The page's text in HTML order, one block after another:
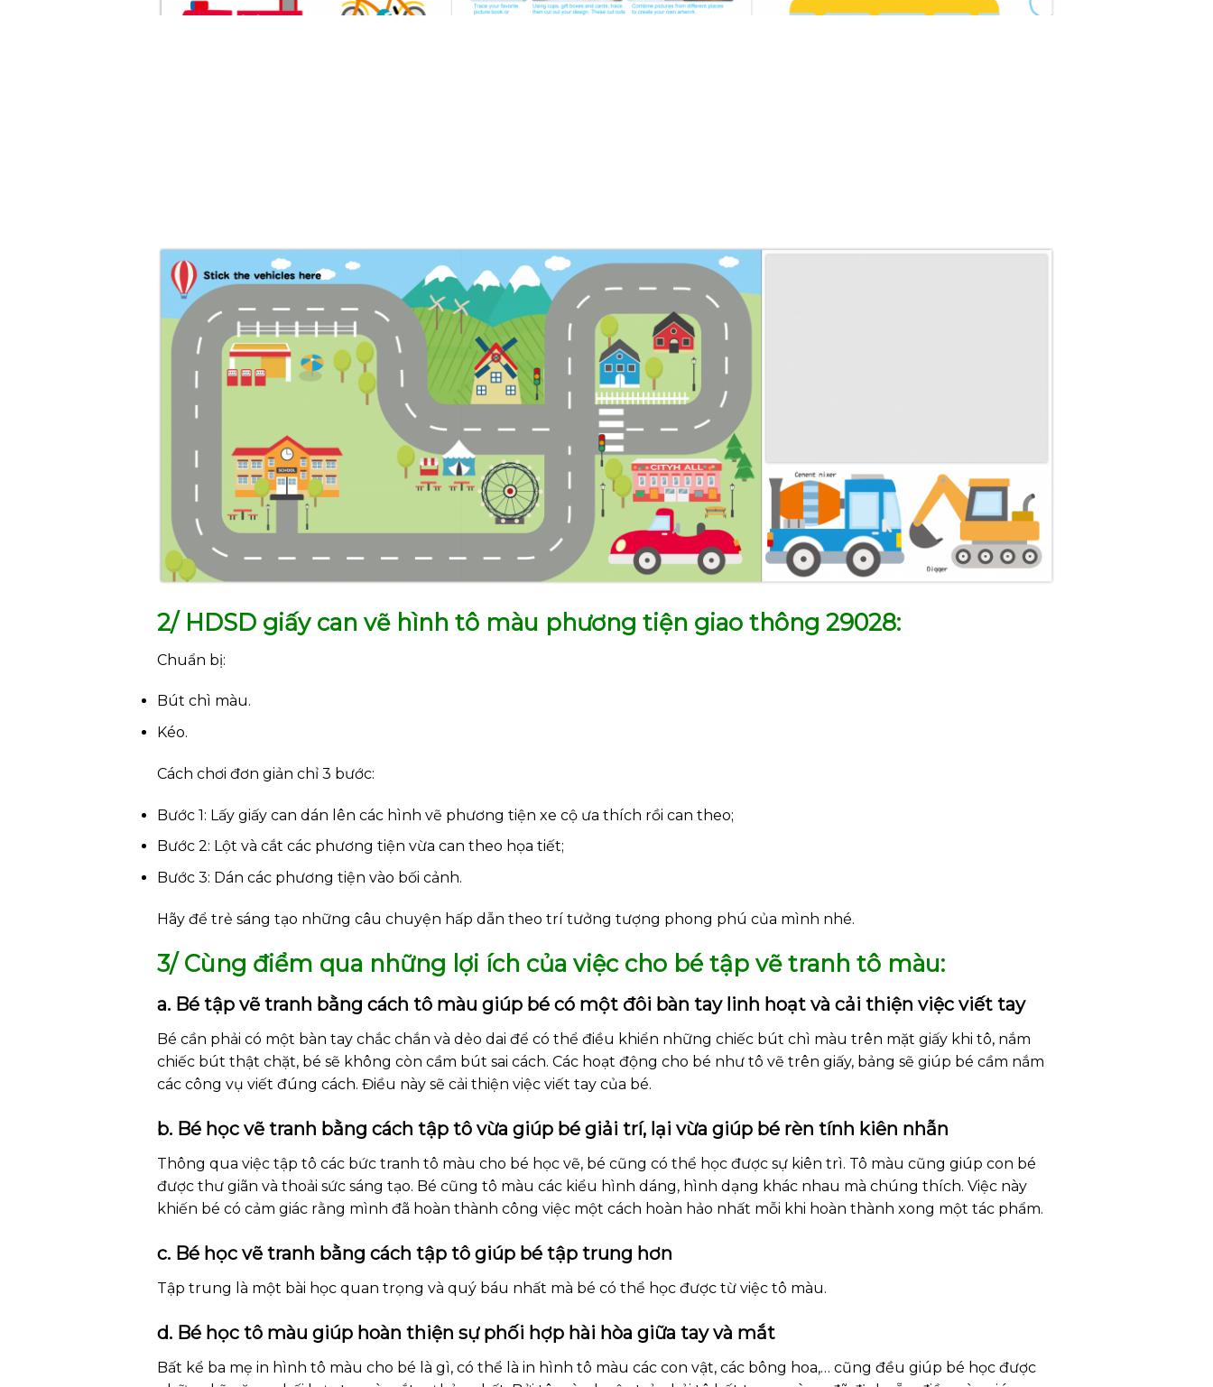
2/ HDSD giấy can vẽ hình tô màu phương tiện giao thông 29028:
Chuẩn bị:
Bút chì màu.
Kéo.
Cách chơi đơn giản chỉ 3 bước:
Bước 1: Lấy giấy can dán lên các hình vẽ phương tiện xe cộ ưa thích rồi can theo;
Bước 2: Lột và cắt các phương tiện vừa can theo họa tiết;
Bước 3: Dán các phương tiện vào bối cảnh.
Hãy để trẻ sáng tạo những câu chuyện hấp dẫn theo trí tưởng tượng phong phú của mình nhé.
3/ Cùng điểm qua những lợi ích của việc cho bé tập vẽ tranh tô màu:
a. Bé tập vẽ tranh bằng cách tô màu giúp bé có một đôi bàn tay linh hoạt và cải thiện việc viết tay
Bé cần phải có một bàn tay chắc chắn và dẻo dai để có thể điều khiển những chiếc bút chì màu trên mặt giấy khi tô, nắm
chiếc bút thật chặt, bé sẽ không còn cầm bút sai cách. Các hoạt động cho bé như tô vẽ trên giấy, bảng sẽ giúp bé cầm nắm
các công vụ viết đúng cách. Điều này sẽ cải thiện việc viết tay của bé.
b. Bé học vẽ tranh bằng cách tập tô vừa giúp bé giải trí, lại vừa giúp bé rèn tính kiên nhẫn
Thông qua việc tập tô các bức tranh tô màu cho bé học vẽ, bé cũng có thể học được sự kiên trì. Tô màu cũng giúp con bé
được thư giãn và thoải sức sáng tạo. Bé cũng tô màu các kiểu hình dáng, hình dạng khác nhau mà chúng thích. Việc này
khiến bé có cảm giác rằng mình đã hoàn thành công việc một cách hoàn hảo nhất mỗi khi hoàn thành xong một tác phẩm.
c. Bé học vẽ tranh bằng cách tập tô giúp bé tập trung hơn
Tập trung là một bài học quan trọng và quý báu nhất mà bé có thể học được từ việc tô màu.
d. Bé học tô màu giúp hoàn thiện sự phối hợp hài hòa giữa tay và mắt
Bất kể ba mẹ in hình tô màu cho bé là gì, có thể là in hình tô màu các con vật, các bông hoa,… cũng đều giúp bé học được